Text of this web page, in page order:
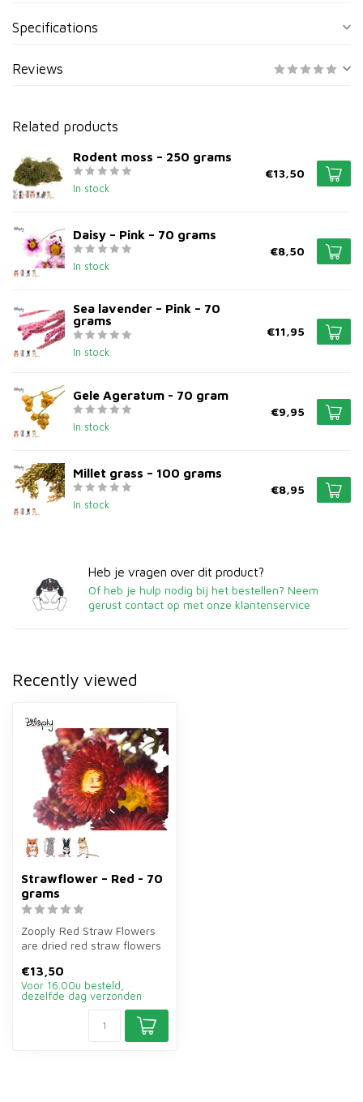
Specifications
Reviews
Related products
Rodent moss – 250 grams
In stock
€13,50
Daisy – Pink – 70 grams
In stock
€8,50
Sea lavender – Pink – 70
grams
In stock
€11,95
Gele Ageratum - 70 gram
In stock
€9,95
Millet grass – 100 grams
In stock
€8,95
Heb je vragen over dit product?
Of heb je hulp nodig bij het bestellen? Neem
gerust contact op met onze klantenservice
Recently viewed
Strawflower – Red - 70
grams
Zooply Red Straw Flowers
are dried red straw flowers
g...
€13,50
Voor 16.00u besteld,
dezelfde dag verzonden